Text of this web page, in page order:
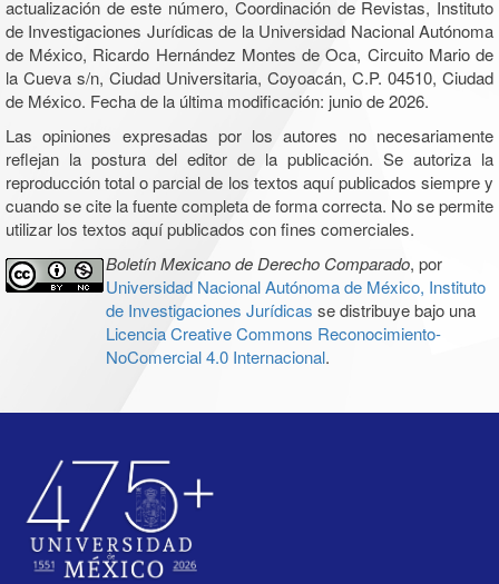
actualización de este número, Coordinación de Revistas, Instituto
de Investigaciones Jurídicas de la Universidad Nacional Autónoma
de México, Ricardo Hernández Montes de Oca, Circuito Mario de
la Cueva s/n, Ciudad Universitaria, Coyoacán, C.P. 04510, Ciudad
de México. Fecha de la última modificación: junio de 2026.
Las opiniones expresadas por los autores no necesariamente
reflejan la postura del editor de la publicación. Se autoriza la
reproducción total o parcial de los textos aquí publicados siempre y
cuando se cite la fuente completa de forma correcta. No se permite
utilizar los textos aquí publicados con fines comerciales.
Boletín Mexicano de Derecho Comparado, por
Universidad Nacional Autónoma de México, Instituto
de Investigaciones Jurídicas se distribuye bajo una
Licencia Creative Commons Reconocimiento-
NoComercial 4.0 Internacional.